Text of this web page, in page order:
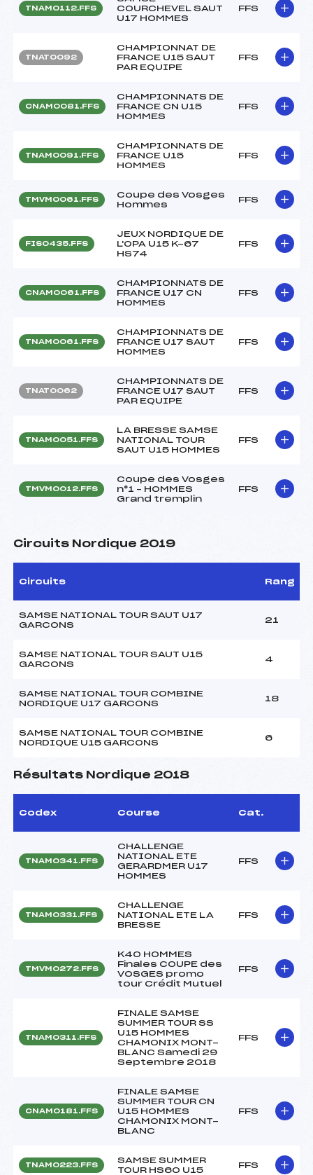
TNAM0112.FFS
COURCHEVEL SAUT
U17 HOMMES
FFS
TNAT0092
CHAMPIONNAT DE
FRANCE U15 SAUT
PAR EQUIPE
FFS
CNAM0081.FFS
CHAMPIONNATS DE
FRANCE CN U15
HOMMES
FFS
TNAM0091.FFS
CHAMPIONNATS DE
FRANCE U15
HOMMES
FFS
TMVM0061.FFS
Coupe des Vosges
Hommes
FFS
FIS0435.FFS
JEUX NORDIQUE DE
L'OPA U15 K-67
HS74
FFS
CNAM0061.FFS
CHAMPIONNATS DE
FRANCE U17 CN
HOMMES
FFS
TNAM0061.FFS
CHAMPIONNATS DE
FRANCE U17 SAUT
HOMMES
FFS
TNAT0062
CHAMPIONNATS DE
FRANCE U17 SAUT
PAR EQUIPE
FFS
TNAM0051.FFS
LA BRESSE SAMSE
NATIONAL TOUR
SAUT U15 HOMMES
FFS
TMVM0012.FFS
Coupe des Vosges
n°1 – HOMMES
Grand tremplin
FFS
Circuits Nordique 2019
Circuits Rang
SAMSE NATIONAL TOUR SAUT U17
GARCONS
21
SAMSE NATIONAL TOUR SAUT U15
GARCONS
4
SAMSE NATIONAL TOUR COMBINE
NORDIQUE U17 GARCONS
18
SAMSE NATIONAL TOUR COMBINE
NORDIQUE U15 GARCONS
6
Résultats Nordique 2018
Codex Course Cat.
TNAM0341.FFS
CHALLENGE
NATIONAL ETE
GERARDMER U17
HOMMES
FFS
TNAM0331.FFS
CHALLENGE
NATIONAL ETE LA
BRESSE
FFS
TMVM0272.FFS
K40 HOMMES
Finales COUPE des
VOSGES promo
tour Crédit Mutuel
FFS
TNAM0311.FFS
FINALE SAMSE
SUMMER TOUR SS
U15 HOMMES
CHAMONIX MONT-
BLANC Samedi 29
Septembre 2018
FFS
CNAM0181.FFS
FINALE SAMSE
SUMMER TOUR CN
U15 HOMMES
CHAMONIX MONT-
BLANC
FFS
TNAM0223.FFS
SAMSE SUMMER
TOUR HS60 U15
FFS